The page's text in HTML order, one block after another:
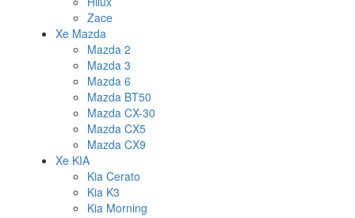
Zace
Xe Mazda
Mazda 2
Mazda 3
Mazda 6
Mazda BT50
Mazda CX-30
Mazda CX5
Mazda CX9
Xe KIA
Kia Cerato
Kia K3
Kia Morning